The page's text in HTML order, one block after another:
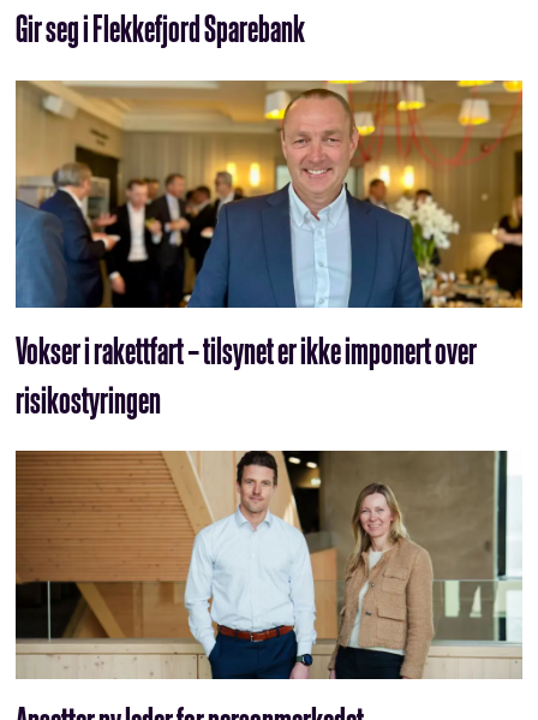
Gir seg i Flekkefjord Sparebank
Vokser i rakettfart – tilsynet er ikke imponert over
risikostyringen